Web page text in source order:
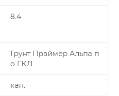
8.4
Грунт Праймер Альпа п
о ГКЛ
кан.